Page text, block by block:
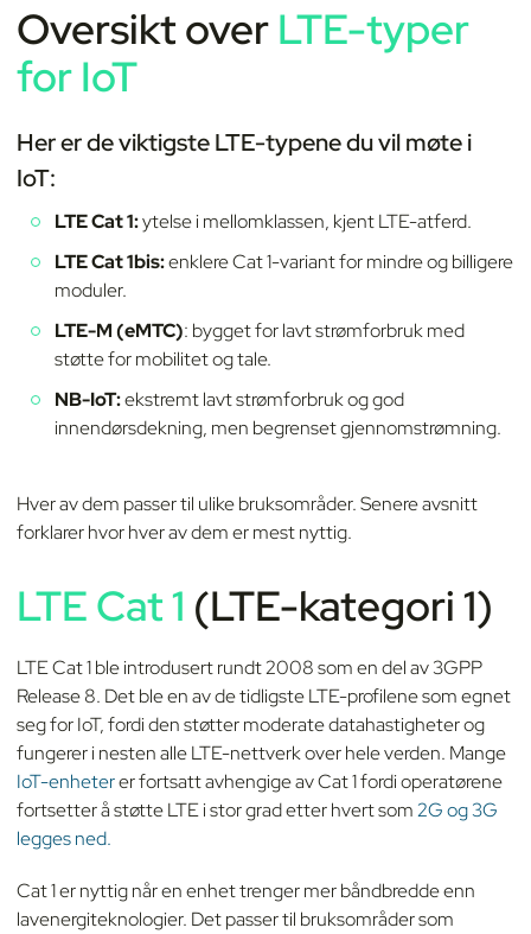
Oversikt overLTE-typer
for IoT
Her er de viktigste LTE-typene du vil møte i
IoT:
LTE Cat 1:ytelse i mellomklassen, kjent LTE-atferd.
LTE Cat 1bis:enklere Cat 1-variant for mindre og billigere
moduler.
LTE-M (eMTC): bygget for lavt strømforbruk med
støtte for mobilitet og tale.
NB-IoT:ekstremt lavt strømforbruk og god
innendørsdekning, men begrenset gjennomstrømning.
Hver av dem passer til ulike bruksområder. Senere avsnitt
forklarer hvor hver av dem er mest nyttig.
LTE Cat 1 (LTE-kategori 1)
LTE Cat 1 ble introdusert rundt 2008 som en del av 3GPP
Release 8. Det ble en av de tidligste LTE-profilene som egnet
seg for IoT, fordi den støtter moderate datahastigheter og
fungerer i nesten alle LTE-nettverk over hele verden. Mange
IoT-enheterer fortsatt avhengige av Cat 1 fordi operatørene
fortsetter å støtte LTE i stor grad etter hvert som2G og 3G
legges ned.
Cat 1 er nyttig når en enhet trenger mer båndbredde enn
lavenergiteknologier. Det passer til bruksområder som